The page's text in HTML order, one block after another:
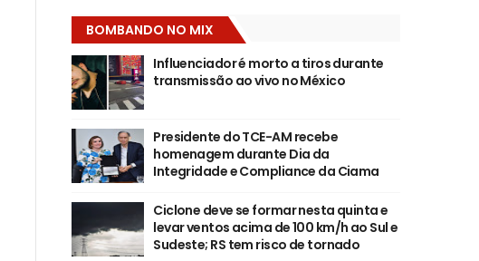
BOMBANDO NO MIX
Influenciador é morto a tiros durante
transmissão ao vivo no México
Presidente do TCE-AM recebe
homenagem durante Dia da
Integridade e Compliance da Ciama
Ciclone deve se formar nesta quinta e
levar ventos acima de 100 km/h ao Sul e
Sudeste; RS tem risco de tornado